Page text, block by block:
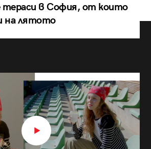
тераси в София, от които
на лятото